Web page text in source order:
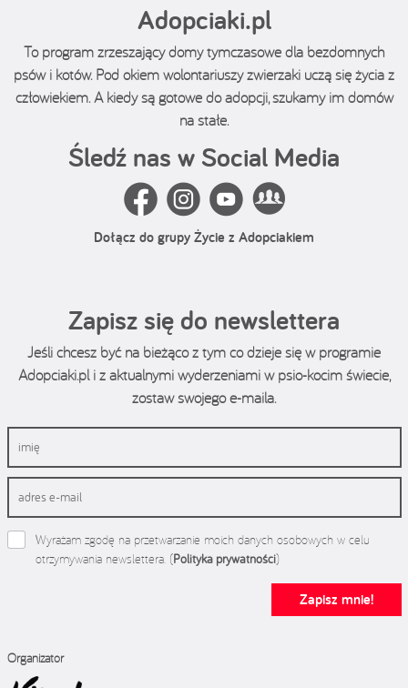
Adopciaki.pl
To program zrzeszający domy tymczasowe dla bezdomnych
psów i kotów. Pod okiem wolontariuszy zwierzaki uczą się życia z
człowiekiem. A kiedy są gotowe do adopcji, szukamy im domów
na stałe.
Śledź nas w Social Media
Dołącz do grupy Życie z Adopciakiem
Zapisz się do newslettera
Jeśli chcesz być na bieżąco z tym co dzieje się w programie
Adopciaki.pl i z aktualnymi wyderzeniami w psio-kocim świecie,
zostaw swojego e-maila.
Wyrażam zgodę na przetwarzanie moich danych osobowych w celu
otrzymywania newslettera. (Polityka prywatności)
Zapisz mnie!
Organizator